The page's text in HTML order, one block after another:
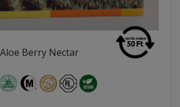
Berry Nectar